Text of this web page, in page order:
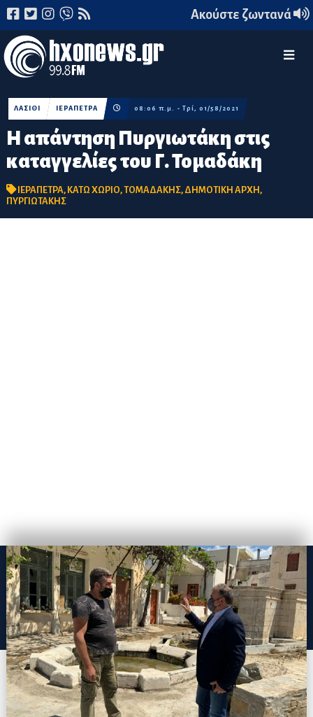
Ακούστε ζωντανά
Η απάντηση Πυργιωτάκη στις
καταγγελίες του Γ. Τομαδάκη
ΛΑΣΙΘΙ ΙΕΡΑΠΕΤΡΑ 08:06 π.μ. - Τρί, 01/58/2021
ΙΕΡΑΠΕΤΡΑ, ΚΑΤΩ ΧΩΡΙΟ,ΤΟΜΑΔΑΚΗΣ, ΔΗΜΟΤΙΚΗ ΑΡΧΗ,
ΠΥΡΓΙΩΤΑΚΗΣ